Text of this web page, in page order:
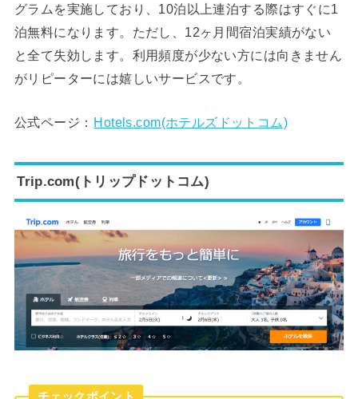
グラムを実施しており、10泊以上連泊する際はすぐに1
泊無料になります。ただし、12ヶ月間宿泊実績がない
と全て失効します。利用頻度が少ない方には向きません
がリピーターには嬉しいサービスです。
公式ページ： Hotels.com(ホテルズドットコム)
Trip.com(トリップドットコム)